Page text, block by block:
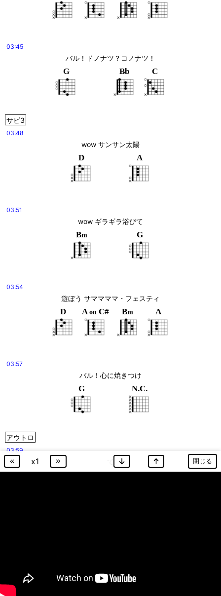
03:45
バル！ドノナツ？コノナツ！
G Bb C
サビ3
03:48
wow サンサン太陽
D A
03:51
wow ギラギラ浴びて
Bm G
03:54
遊ぼう サママママ・フェスティ
D A on C# Bm A
03:57
バル！心に焼きつけ
G N.C.
アウトロ
03:59
04:05
x1 閉じる